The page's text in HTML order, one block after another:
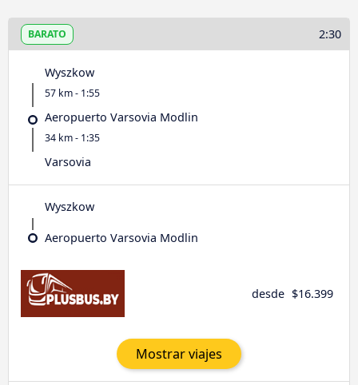
BARATO 2:30
Wyszkow
57 km - 1:55
Aeropuerto Varsovia Modlin
34 km - 1:35
Varsovia
Wyszkow
Aeropuerto Varsovia Modlin
desde $16.399
Mostrar viajes